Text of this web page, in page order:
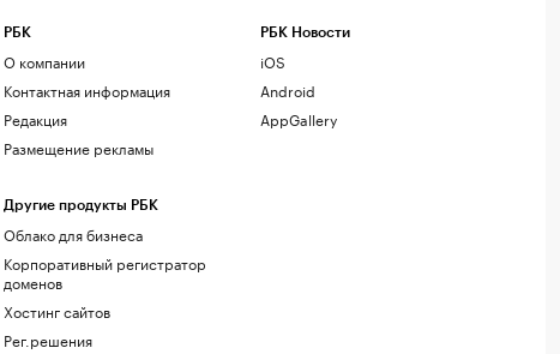
РБК
О компании
Контактная информация
Редакция
Размещение рекламы
Другие продукты РБК
Облако для бизнеса
Корпоративный регистратор
доменов
Хостинг сайтов
Рег.решения
РБК Новости
iOS
Android
AppGallery